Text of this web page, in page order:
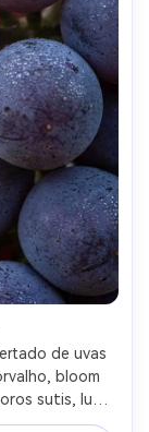
de uvas
bloom
sutis, luz
campo rasa